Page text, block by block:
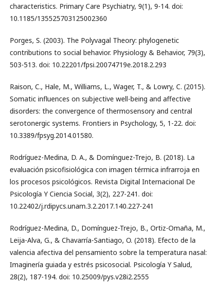
characteristics. Primary Care Psychiatry, 9(1), 9-14. doi:
10.1185/135525703125002360
Porges, S. (2003). The Polyvagal Theory: phylogenetic
contributions to social behavior. Physiology & Behavior, 79(3),
503-513. doi: 10.22201/fpsi.20074719e.2018.2.293
Raison, C., Hale, M., Williams, L., Wager, T., & Lowry, C. (2015).
Somatic influences on subjective well-being and affective
disorders: the convergence of thermosensory and central
serotonergic systems. Frontiers in Psychology, 5, 1-22. doi:
10.3389/fpsyg.2014.01580.
Rodríguez-Medina, D. A., & Domínguez-Trejo, B. (2018). La
evaluación psicofisiológica con imagen térmica infrarroja en
los procesos psicológicos. Revista Digital Internacional De
Psicología Y Ciencia Social, 3(2), 227-241. doi:
10.22402/j.rdipycs.unam.3.2.2017.140.227-241
Rodríguez-Medina, D., Domínguez-Trejo, B., Ortiz-Omaña, M.,
Leija-Alva, G., & Chavarría-Santiago, O. (2018). Efecto de la
valencia afectiva del pensamiento sobre la temperatura nasal:
Imaginería guiada y estrés psicosocial. Psicología Y Salud,
28(2), 187-194. doi: 10.25009/pys.v28i2.2555